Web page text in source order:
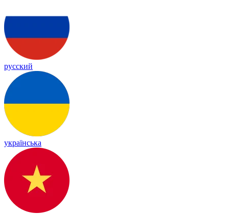
русский
українська